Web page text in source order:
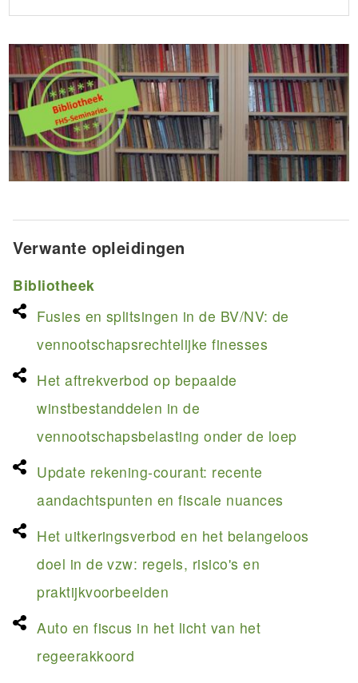
Verwante opleidingen
Bibliotheek
Fusies en splitsingen in de BV/NV: de
vennootschapsrechtelijke finesses
Het aftrekverbod op bepaalde
winstbestanddelen in de
vennootschapsbelasting onder de loep
Update rekening-courant: recente
aandachtspunten en fiscale nuances
Het uitkeringsverbod en het belangeloos
doel in de vzw: regels, risico's en
praktijkvoorbeelden
Auto en fiscus in het licht van het
regeerakkoord